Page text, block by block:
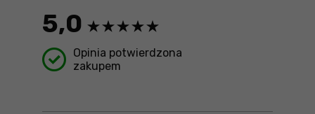
5,0
Opinia potwierdzona
zakupem